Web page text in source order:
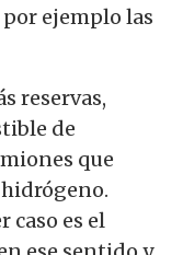
ejemplo las
reservas,
de
que
caso es el